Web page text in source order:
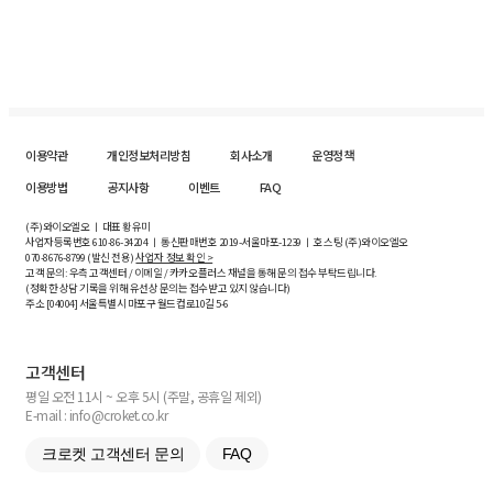
이용약관 개인정보처리방침 회사소개
운영정책
이용방법
공지사항 이벤트 FAQ
(주)와이오엘오 ㅣ 대표 황유미
사업자등록번호610-86-34204ㅣ 통신판매번호 2019-서울마포-1239 ㅣ 호스팅 (주)와이오엘오
070-8676-8799 (발신 전용)사업자 정보 확인 >
고객 문의: 우측 고객센터 / 이메일 / 카카오플러스 채널을 통해 문의 접수 부탁드립니다.
(정확한 상담 기록을 위해 유선상 문의는 접수받고 있지 않습니다)
주소 [04004] 서울특별시 마포구 월드컵로10길5-6
고객센터
평일 오전 11시 ~ 오후 5시 (주말, 공휴일 제외)
E-mail : info@croket.co.kr
크로켓 고객센터 문의 FAQ